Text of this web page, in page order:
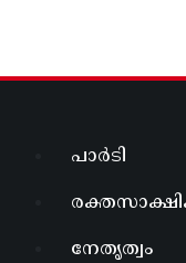
പാർടി
നേതൃത്വം